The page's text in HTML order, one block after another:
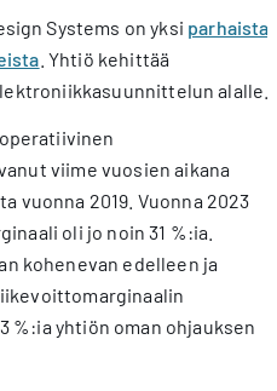
Systems on yksi parhaista
. Yhtiö kehittää
alalle.
viime vuosien aikana
vuonna 2019. Vuonna 2023
oli jo noin 31 %:ia.
kohenevan edelleen ja
%:ia yhtiön oman ohjauksen